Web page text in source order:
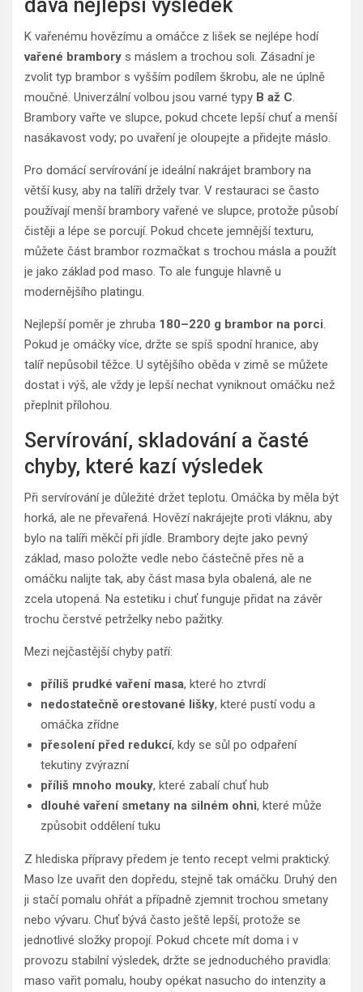
dává nejlepší výsledek
K vařenému hovězímu a omáčce z lišek se nejlépe hodí
vařené brambory s máslem a trochou soli. Zásadní je
zvolit typ brambor s vyšším podílem škrobu, ale ne úplně
moučné. Univerzální volbou jsou varné typy B až C.
Brambory vařte ve slupce, pokud chcete lepší chuť a menší
nasákavost vody; po uvaření je oloupejte a přidejte máslo.
Pro domácí servírování je ideální nakrájet brambory na
větší kusy, aby na talíři držely tvar. V restauraci se často
používají menší brambory vařené ve slupce, protože působí
čistěji a lépe se porcují. Pokud chcete jemnější texturu,
můžete část brambor rozmačkat s trochou másla a použít
je jako základ pod maso. To ale funguje hlavně u
modernějšího platingu.
Nejlepší poměr je zhruba 180–220 g brambor na porci.
Pokud je omáčky více, držte se spíš spodní hranice, aby
talíř nepůsobil těžce. U sytějšího oběda v zimě se můžete
dostat i výš, ale vždy je lepší nechat vyniknout omáčku než
přeplnit přílohou.
Servírování, skladování a časté
chyby, které kazí výsledek
Při servírování je důležité držet teplotu. Omáčka by měla být
horká, ale ne převařená. Hovězí nakrájejte proti vláknu, aby
bylo na talíři měkčí při jídle. Brambory dejte jako pevný
základ, maso položte vedle nebo částečně přes ně a
omáčku nalijte tak, aby část masa byla obalená, ale ne
zcela utopená. Na estetiku i chuť funguje přidat na závěr
trochu čerstvé petrželky nebo pažitky.
Mezi nejčastější chyby patří:
příliš prudké vaření masa, které ho ztvrdí
nedostatečně orestované lišky, které pustí vodu a
omáčka zřídne
přesolení před redukcí, kdy se sůl po odpaření
tekutiny zvýrazní
příliš mnoho mouky, které zabalí chuť hub
dlouhé vaření smetany na silném ohni, které může
způsobit oddělení tuku
Z hlediska přípravy předem je tento recept velmi praktický.
Maso lze uvařit den dopředu, stejně tak omáčku. Druhý den
ji stačí pomalu ohřát a případně zjemnit trochou smetany
nebo vývaru. Chuť bývá často ještě lepší, protože se
jednotlivé složky propojí. Pokud chcete mít doma i v
provozu stabilní výsledek, držte se jednoduchého pravidla:
maso vařit pomalu, houby opékat nasucho do intenzity a